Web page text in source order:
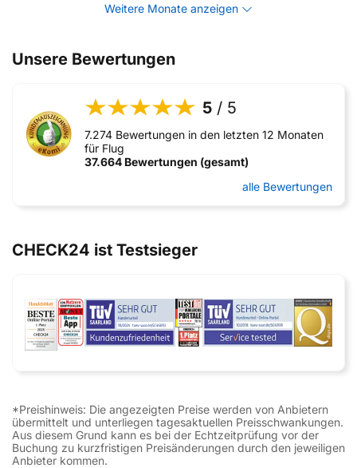
Weitere Monate anzeigen
Unsere Bewertungen
5 / 5
7.274 Bewertungen in den letzten 12 Monaten
für Flug
37.664 Bewertungen (gesamt)
alle Bewertungen
CHECK24 ist Testsieger
*Preishinweis: Die angezeigten Preise werden von Anbietern
übermittelt und unterliegen tagesaktuellen Preisschwankungen.
Aus diesem Grund kann es bei der Echtzeitprüfung vor der
Buchung zu kurzfristigen Preisänderungen durch den jeweiligen
Anbieter kommen.